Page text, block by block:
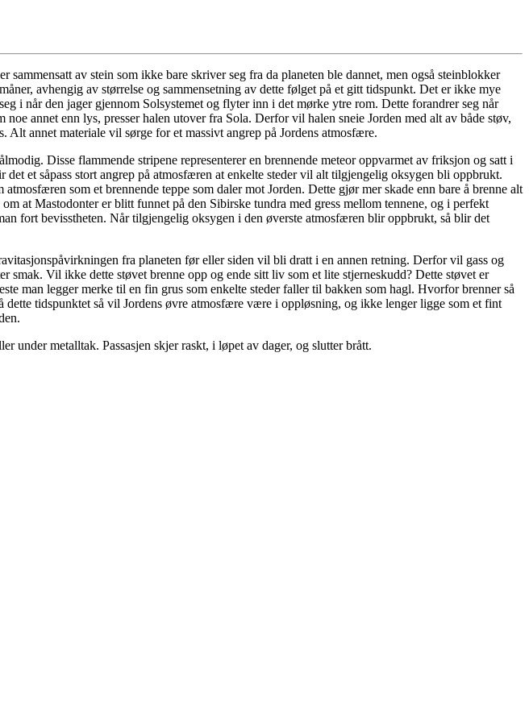
av stein som ikke bare skriver seg fra da planeten ble dannet, men også steinblokker
avhengig av størrelse og sammensetning av dette følget på et gitt tidspunkt. Det er ikke mye
i når den jager gjennom Solsystemet og flyter inn i det mørke ytre rom. Dette forandrer seg når
annet enn lys, presser halen utover fra Sola. Derfor vil halen sneie Jorden med alt av både støv,
annet materiale vil sørge for et massivt angrep på Jordens atmosfære.
Disse flammende stripene representerer en brennende meteor oppvarmet av friksjon og satt i
et såpass stort angrep på atmosfæren at enkelte steder vil alt tilgjengelig oksygen bli oppbrukt.
som et brennende teppe som daler mot Jorden. Dette gjør mer skade enn bare å brenne alt
at Mastodonter er blitt funnet på den Sibirske tundra med gress mellom tennene, og i perfekt
fort bevisstheten. Når tilgjengelig oksygen i den øverste atmosfæren blir oppbrukt, så blir det
fra planeten før eller siden vil bli dratt i en annen retning. Derfor vil gass og
Vil ikke dette støvet brenne opp og ende sitt liv som et lite stjerneskudd? Dette støvet er
man legger merke til en fin grus som enkelte steder faller til bakken som hagl. Hvorfor brenner så
tidspunktet så vil Jordens øvre atmosfære være i oppløsning, og ikke lenger ligge som et fint
under metalltak. Passasjen skjer raskt, i løpet av dager, og slutter brått.